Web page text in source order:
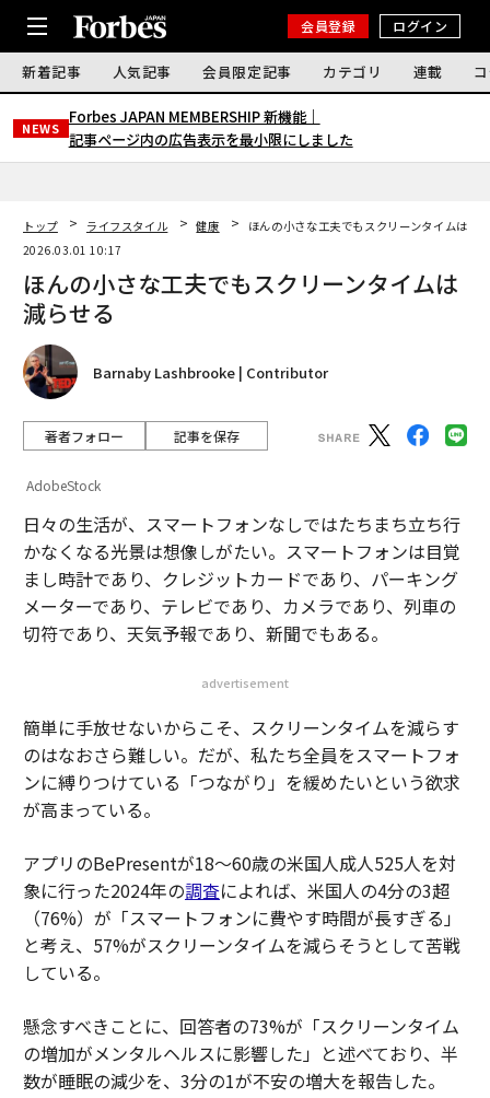
会員登録 ログイン
新着記事 人気記事 会員限定記事 カテゴリ 連載
NEWS
Forbes JAPAN MEMBERSHIP 新機能｜
記事ページ内の広告表示を最小限にしました
トップ ライフスタイル 健康
ほんの小さな工夫でもスクリーンタイムは減
2026.03.01 10:17
ほんの小さな工夫でもスクリーンタイムは
減らせる
Barnaby Lashbrooke | Contributor
著者フォロー 記事を保存
AdobeStock
日々の生活が、スマートフォンなしではたちまち立ち行
かなくなる光景は想像しがたい。スマートフォンは目覚
まし時計であり、クレジットカードであり、パーキング
メーターであり、テレビであり、カメラであり、列車の
切符であり、天気予報であり、新聞でもある。
advertisement
簡単に手放せないからこそ、スクリーンタイムを減らす
のはなおさら難しい。だが、私たち全員をスマートフォ
ンに縛りつけている「つながり」を緩めたいという欲求
が高まっている。
アプリのBePresentが18〜60歳の米国人成人525人を対
象に行った2024年の調査によれば、米国人の4分の3超
（76%）が「スマートフォンに費やす時間が長すぎる」
と考え、57%がスクリーンタイムを減らそうとして苦戦
している。
懸念すべきことに、回答者の73%が「スクリーンタイム
の増加がメンタルヘルスに影響した」と述べており、半
数が睡眠の減少を、3分の1が不安の増大を報告した。